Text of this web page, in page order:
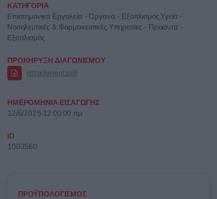
ΚΑΤΗΓΟΡΙΑ
Επιστημονικά Εργαλεία - Όργανα - Εξοπλισμός,Υγεία -
Νοσηλευτικές & Φαρμακευτικές Υπηρεσίες - Προιόντα -
Εξοπλισμός
ΠΡΟΚΗΡΥΞΗ ΔΙΑΓΩΝΙΣΜΟΥ
attachment.pdf
ΗΜΕΡΟΜΗΝΙΑ ΕΙΣΑΓΩΓΗΣ
12/6/2025 12:00:00 πμ
ID
1003560
ΠΡΟΫΠΟΛΟΓΙΣΜΟΣ